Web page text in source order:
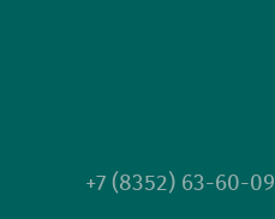
+7 (8352) 63-60-09